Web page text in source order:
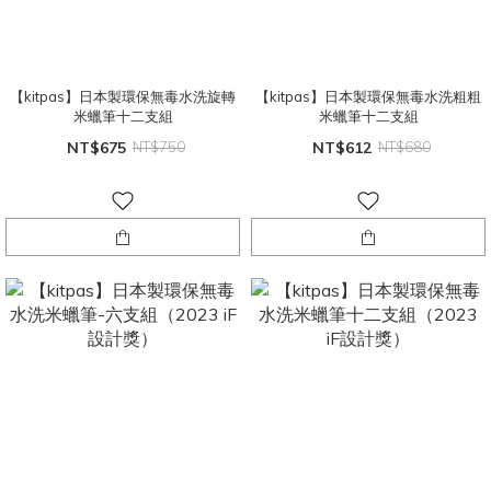
【kitpas】日本製環保無毒水洗旋轉
米蠟筆十二支組
NT$675 NT$750
【kitpas】日本製環保無毒水洗粗粗
米蠟筆十二支組
NT$612 NT$680